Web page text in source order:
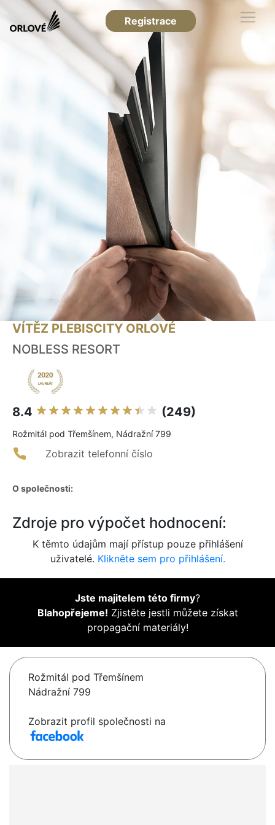
Registrace
VÍTĚZ PLEBISCITY ORLOVÉ
NOBLESS RESORT
8.4 (249)
Rožmitál pod Třemšínem, Nádražní 799
Zobrazit telefonní číslo
O společnosti:
Zdroje pro výpočet hodnocení:
K těmto údajům mají přístup pouze přihlášení
uživatelé. Klikněte sem pro přihlášení.
Jste majitelem této firmy?
Blahopřejeme! Zjistěte jestli můžete získat
propagační materiály!
Rožmitál pod Třemšínem
Nádražní 799
Zobrazit profil společnosti na